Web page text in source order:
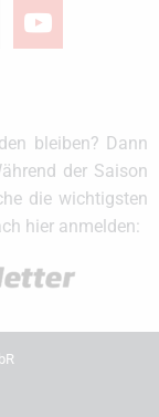
youtube
bleiben? Dann
der Saison
die wichtigsten
hier anmelden: